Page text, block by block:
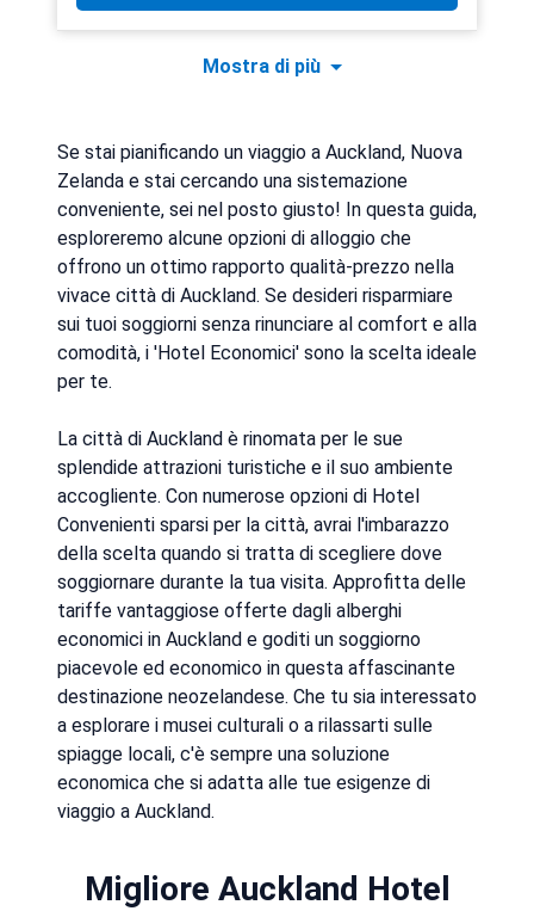
Mostra di più
Se stai pianificando un viaggio a Auckland, Nuova
Zelanda e stai cercando una sistemazione
conveniente, sei nel posto giusto! In questa guida,
esploreremo alcune opzioni di alloggio che
offrono un ottimo rapporto qualità-prezzo nella
vivace città di Auckland. Se desideri risparmiare
sui tuoi soggiorni senza rinunciare al comfort e alla
comodità, i 'Hotel Economici' sono la scelta ideale
per te.
La città di Auckland è rinomata per le sue
splendide attrazioni turistiche e il suo ambiente
accogliente. Con numerose opzioni di Hotel
Convenienti sparsi per la città, avrai l'imbarazzo
della scelta quando si tratta di scegliere dove
soggiornare durante la tua visita. Approfitta delle
tariffe vantaggiose offerte dagli alberghi
economici in Auckland e goditi un soggiorno
piacevole ed economico in questa affascinante
destinazione neozelandese. Che tu sia interessato
a esplorare i musei culturali o a rilassarti sulle
spiagge locali, c'è sempre una soluzione
economica che si adatta alle tue esigenze di
viaggio a Auckland.
Migliore Auckland Hotel